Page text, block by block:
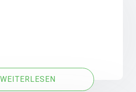
WEITERLESEN